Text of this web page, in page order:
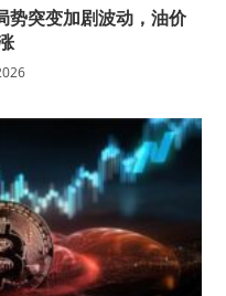
突变加剧波动，油价